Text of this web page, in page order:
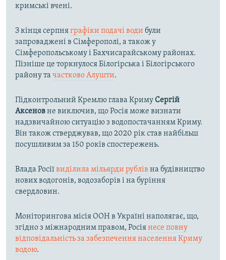
кримські вчені.
З кінця серпняграфіки подачі води були
запроваджені в Сімферополі, а також у
Сімферопольському і Бахчисарайському районах.
Пізніше це торкнулося Білогірська і Білогірського
району та частково Алушти.
Підконтрольний Кремлю глава КримуСергій
Аксеновне виключив, що Росія може визнати
надзвичайною ситуацію з водопостачанням Криму.
Він також стверджував, що 2020 рік став найбільш
посушливим за 150 років спостережень.
Влада Росіївиділила мільярди рублів на будівництво
нових водогонів, водозаборів і на буріння
свердловин.
Моніторингова місія ООН в Україні наполягає, що,
згідно з міжнародним правом, Росіянесе повну
відповідальність за забезпечення населення Криму
водою.